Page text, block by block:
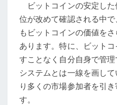
新
キ
リ
ビットコインの安定し
位が改めて確認される中
もビットコインの価値を
あります。特に、ビット
すことなく自分自身で管
システムとは一線を画し
り多くの市場参加者を引
す。